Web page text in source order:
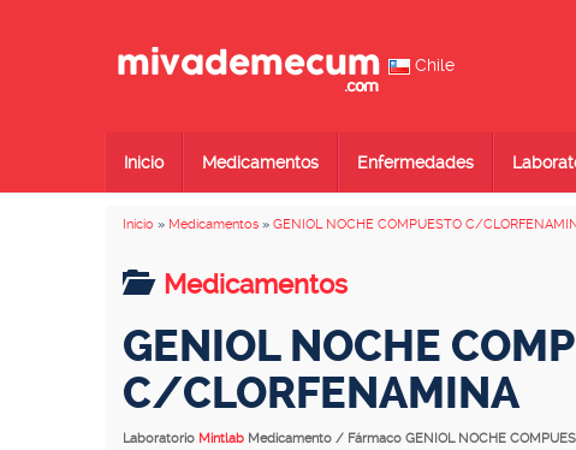
Chile
Inicio Medicamentos Enfermedades
Inicio » Medicamentos » GENIOL NOCHE COMPUESTO C/
Medicamentos
GENIOL NOCHE
C/CLORFENAMINA
Laboratorio Mintlab Medicamento / Fármaco GENIOL NOCHE